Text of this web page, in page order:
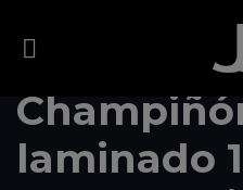
links
laminado